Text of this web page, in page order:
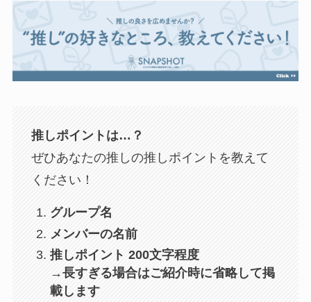
推しポイントは…？
ぜひあなたの推しの推しポイントを教えて
ください！
グループ名
メンバーの名前
推しポイント 200文字程度
→長すぎる場合はご紹介時に省略して掲
載します